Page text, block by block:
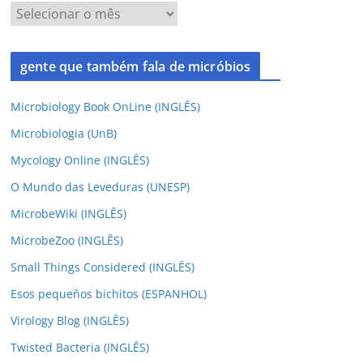
gente que também fala de micróbios
Microbiology Book OnLine (INGLÊS)
Microbiologia (UnB)
Mycology Online (INGLÊS)
O Mundo das Leveduras (UNESP)
MicrobeWiki (INGLÊS)
MicrobeZoo (INGLÊS)
Small Things Considered (INGLÊS)
Esos pequeños bichitos (ESPANHOL)
Virology Blog (INGLÊS)
Twisted Bacteria (INGLÊS)